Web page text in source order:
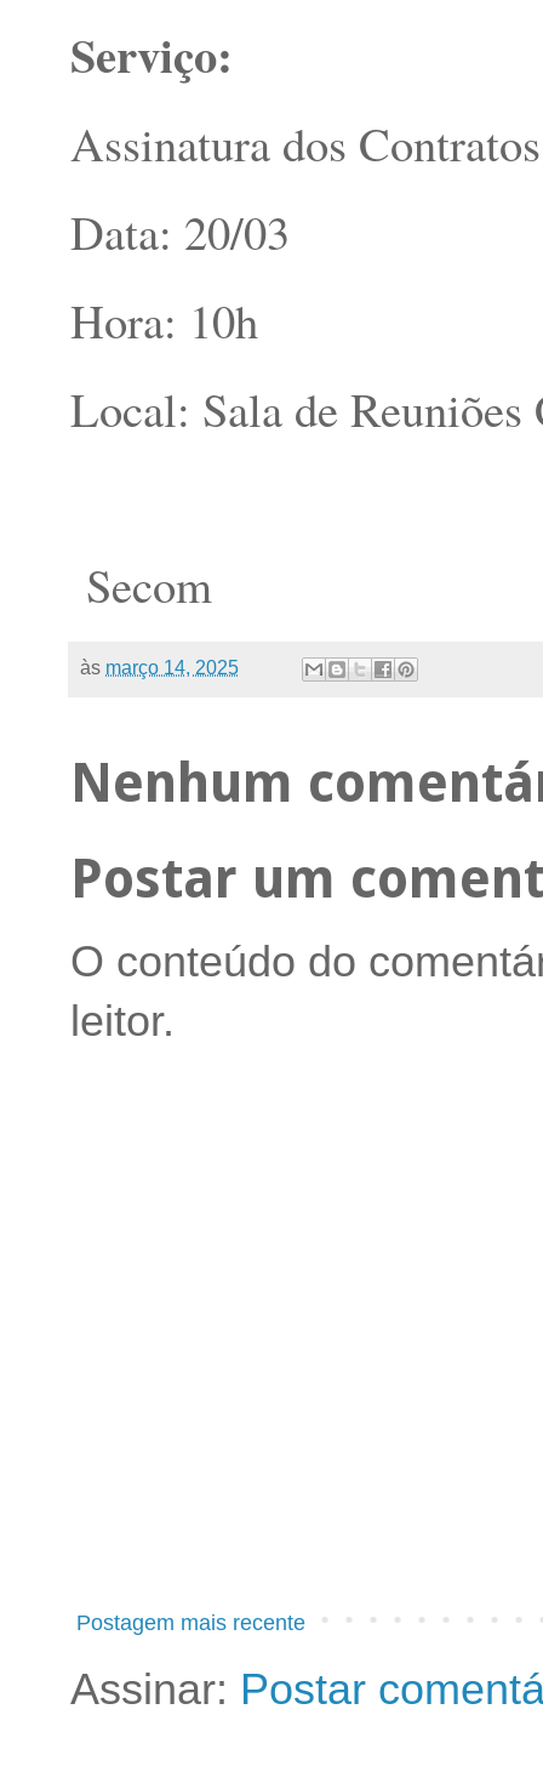
Serviço:
Assinatura dos
Data: 20/03
Hora: 10h
Local: Sala de
Secom
às março 14, 2025
Nenhum
Postar um
O conteúdo do
leitor.
Postagem mais recente
Assinar: Postar